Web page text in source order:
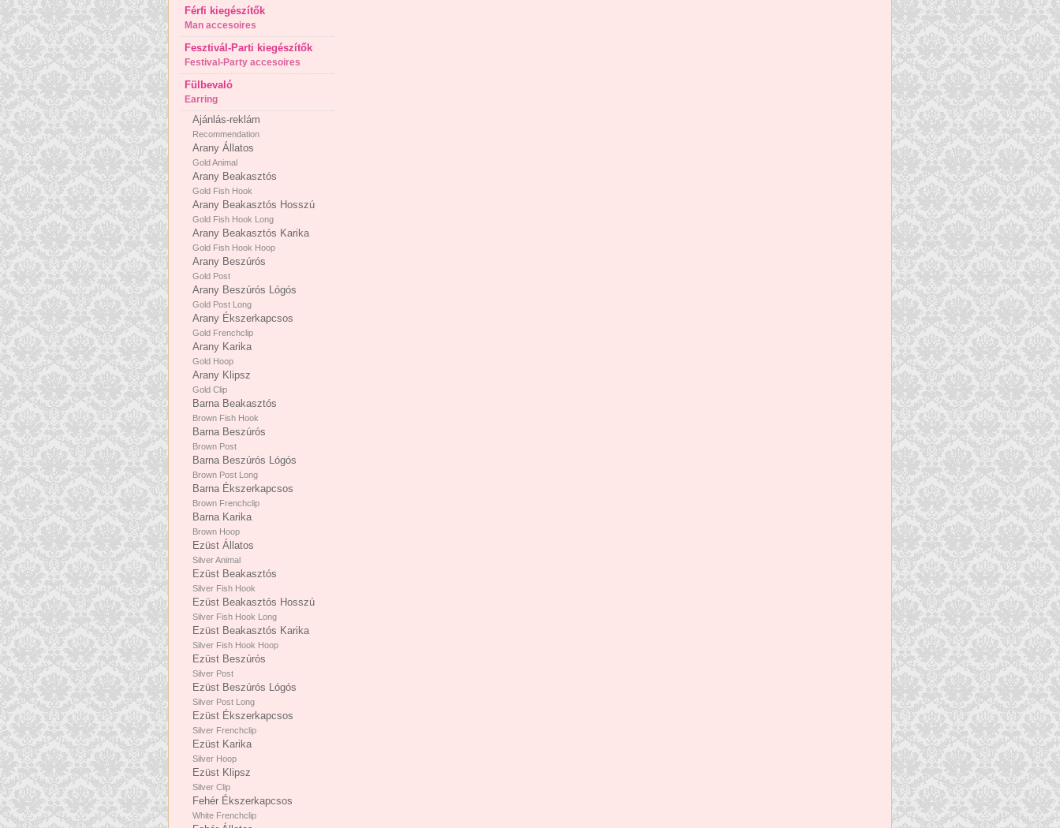
Férfi kiegészítők
Man accesoires
Fesztivál-Parti kiegészítők
Festival-Party accesoires
Fülbevaló
Earring
Ajánlás-reklám
Recommendation
Arany Állatos
Gold Animal
Arany Beakasztós
Gold Fish Hook
Arany Beakasztós Hosszú
Gold Fish Hook Long
Arany Beakasztós Karika
Gold Fish Hook Hoop
Arany Beszúrós
Gold Post
Arany Beszúrós Lógós
Gold Post Long
Arany Ékszerkapcsos
Gold Frenchclip
Arany Karika
Gold Hoop
Arany Klipsz
Gold Clip
Barna Beakasztós
Brown Fish Hook
Barna Beszúrós
Brown Post
Barna Beszúrós Lógós
Brown Post Long
Barna Ékszerkapcsos
Brown Frenchclip
Barna Karika
Brown Hoop
Ezüst Állatos
Silver Animal
Ezüst Beakasztós
Silver Fish Hook
Ezüst Beakasztós Hosszú
Silver Fish Hook Long
Ezüst Beakasztós Karika
Silver Fish Hook Hoop
Ezüst Beszúrós
Silver Post
Ezüst Beszúrós Lógós
Silver Post Long
Ezüst Ékszerkapcsos
Silver Frenchclip
Ezüst Karika
Silver Hoop
Ezüst Klipsz
Silver Clip
Fehér Ékszerkapcsos
White Frenchclip